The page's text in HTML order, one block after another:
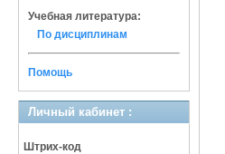
Учебная литература:
По дисциплинам
Помощь
Личный кабинет :
Штрих-код